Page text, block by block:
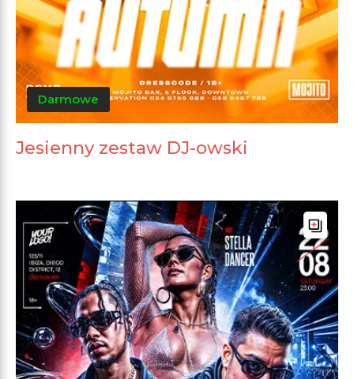
Darmowe
Jesienny zestaw DJ-owski